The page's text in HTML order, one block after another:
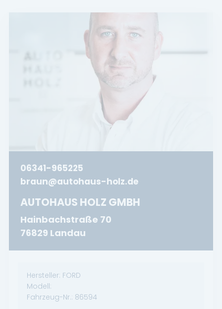
06341-965225
braun@autohaus-holz.de
AUTOHAUS HOLZ GMBH
Hainbachstraße 70
76829 Landau
Hersteller: FORD
Modell:
Fahrzeug-Nr.: 86594